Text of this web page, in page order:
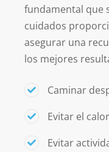
fundamental que
cuidados
asegurar una
los mejores
Caminar
Evitar el
Evitar